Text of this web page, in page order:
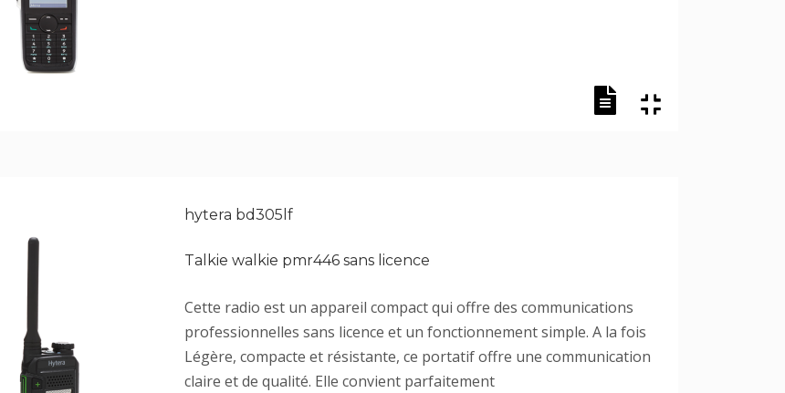
hytera bd305lf
Talkie walkie pmr446 sans licence
Cette radio est un appareil compact qui offre des communications
professionnelles sans licence et un fonctionnement simple. A la fois
Légère, compacte et résistante, ce portatif offre une communication
claire et de qualité. Elle convient parfaitement